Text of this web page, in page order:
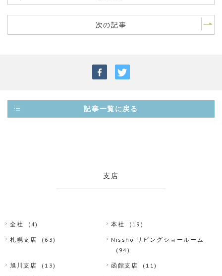
次の記事
記事一覧に戻る
支店
全社 (4) 本社 (19)
札幌支店 (63)
Nissho リビングショールーム
(94)
旭川支店 (13) 函館支店 (11)